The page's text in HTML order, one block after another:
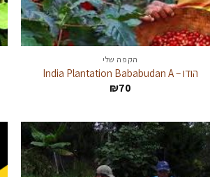
הקפה שלי
הודו – India Plantation Bababudan A
₪70